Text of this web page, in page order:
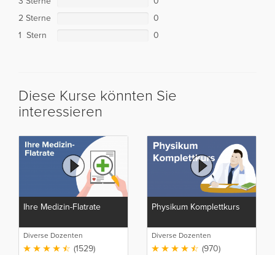
2 Sterne
0
1 Stern
0
Diese Kurse könnten Sie
interessieren
Ihre Medizin-Flatrate
Diverse Dozenten
(1529)
Physikum Komplettkurs
Diverse Dozenten
(970)